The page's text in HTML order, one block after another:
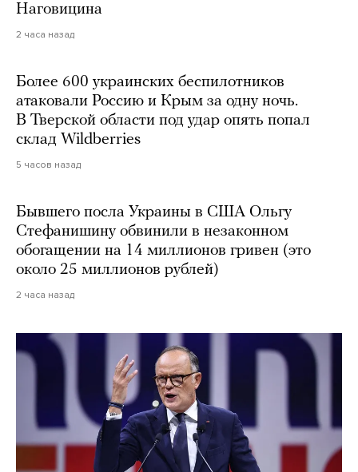
Наговицина
2 часа назад
Более 600 украинских беспилотников
атаковали Россию и Крым за одну ночь.
В Тверской области под удар опять попал
склад Wildberries
5 часов назад
Бывшего посла Украины в США Ольгу
Стефанишину обвинили в незаконном
обогащении на 14 миллионов гривен (это
около 25 миллионов рублей)
2 часа назад